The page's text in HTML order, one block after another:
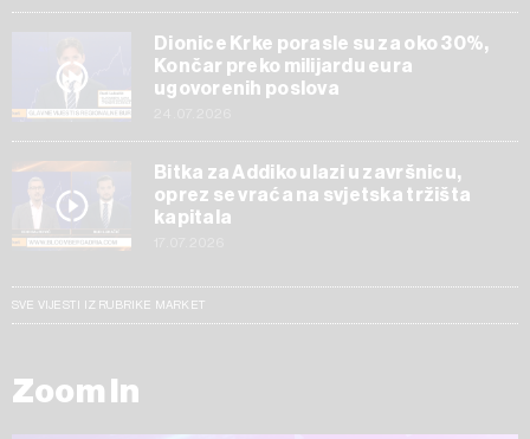
Dionice Krke porasle su za oko 30%,
Končar preko milijardu eura
ugovorenih poslova
Bitka za Addiko ulazi u završnicu,
oprez se vraća na svjetska tržišta
kapitala
SVE VIJESTI IZ RUBRIKE MARKET
Zoom In